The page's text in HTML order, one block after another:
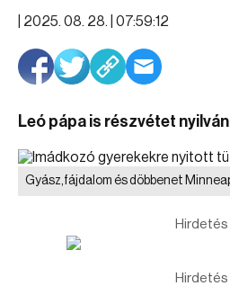
2025. 08. 28. | 07:59:12
Leó pápa is részvétet
Gyász,fájdalom és döbbenet
Hirdetés
Hirdetés